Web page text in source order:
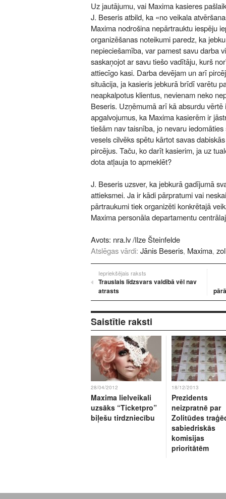
Uz jautājumu, vai Maxima kasieres
J. Beseris atbild, ka «no veikala
Maxima nodrošina nepārtrauktu iespēju
organizēšanas noteikumi paredz, ka
nepieciešamība, var pamest savu darba
saskaņojot ar savu tiešo vadītāju, kurš
attiecīgo kasi. Darba devējam un arī
situācija, ja kasieris jebkurā brīdī varētu
neapkalpotus klientus, nevienam neko
Beseris. Uzņēmumā arī kā absurdu
apgalvojumus, ka Maxima kasierēm ir
tiešām nav taisnība, jo nevaru
vesels cilvēks spētu kārtot savas
pircējus. Taču, ko darīt kasierim, ja uz
dota atļauja to apmeklēt?
J. Beseris uzsver, ka jebkurā gadījumā
attieksmei. Ja ir kādi pārpratumi vai
pārtraukumi tiek organizēti konkrētajā
Maxima personāla departamentu
Avots: nra.lv/Ilze Šteinfelde
Atslēgas vārdi: Jānis Beseris, Maxima,
Iepriekšējais raksts
Trauslais līdzsvars valdībā vēl nav
atrasts
Saistītie raksti
28/04/2012
Maxima lielveikali
uzsāks “Ticketpro”
biļešu tirdzniecību
18/12/2013
Prezidents
neizpratnē par
Zolitūdes
sabiedriskās
komisijas
prioritātēm